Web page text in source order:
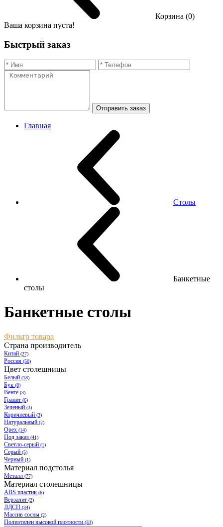
Корзина (0)
Ваша корзина пуста!
Быстрый заказ
Отправить заказ
Главная
Столы
Банкетные
столы
Банкетные столы
Фильтр товара
Страна производитель
Китай (27)
Россия (50)
Цвет столешницы
Белый (18)
Бук (8)
Венге (3)
Гранит (6)
Зеленый (3)
Коричневый (3)
Натуральный (2)
Орех (14)
Под заказ (41)
Светло-серый (1)
Серый (5)
Черный (1)
Материал подстолья
Металл (77)
Материал столешницы
ABS пластик (6)
Верзалит (2)
ЛДСП (34)
Массив сосны (2)
Полиэтилен высокой плотности (33)